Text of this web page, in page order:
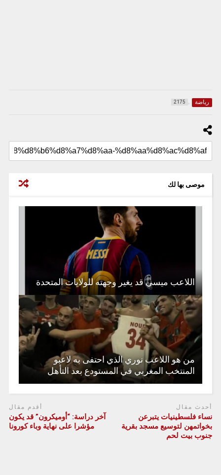
رياضة 2175
موصى بها لك
اللاعب ميسي قد يغير وجهته للولايات المتحدة
من هو اللاعب نوري الذي احتفى به لاعبو
المنتخب المغربي في المستودع بعد التأهل
أحدث مقال
نساء فلسطينيات يتبرعن
بخواتمهن لتوسيع مسجد بقرية
جنوب بيت لحم
أقدم مقال
آخر دراسة: “أوميكرون” قد يكون
مؤشرا على نهاية وباء كورونا